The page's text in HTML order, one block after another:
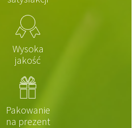
Wysoka
jakość
Pakowanie
na prezent